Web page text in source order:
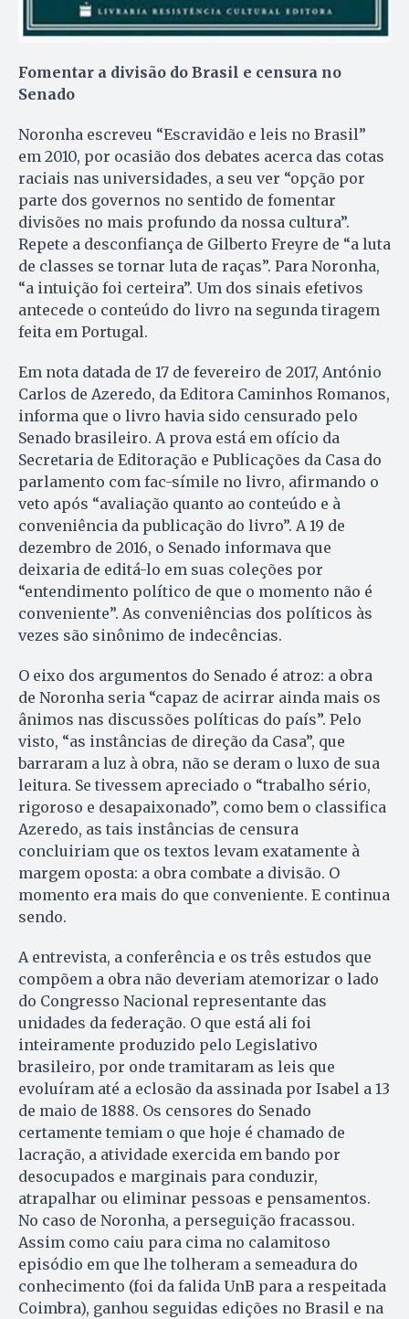
Fomentar a divisão do Brasil e censura no
Senado
Noronha escreveu “Escravidão e leis no Brasil”
em 2010, por ocasião dos debates acerca das cotas
raciais nas universidades, a seu ver “opção por
parte dos governos no sentido de fomentar
divisões no mais profundo da nossa cultura”.
Repete a desconfiança de Gilberto Freyre de “a luta
de classes se tornar luta de raças”. Para Noronha,
“a intuição foi certeira”. Um dos sinais efetivos
antecede o conteúdo do livro na segunda tiragem
feita em Portugal.
Em nota datada de 17 de fevereiro de 2017, António
Carlos de Azeredo, da Editora Caminhos Romanos,
informa que o livro havia sido censurado pelo
Senado brasileiro. A prova está em ofício da
Secretaria de Editoração e Publicações da Casa do
parlamento com fac-símile no livro, afirmando o
veto após “avaliação quanto ao conteúdo e à
conveniência da publicação do livro”. A 19 de
dezembro de 2016, o Senado informava que
deixaria de editá-lo em suas coleções por
“entendimento político de que o momento não é
conveniente”. As conveniências dos políticos às
vezes são sinônimo de indecências.
O eixo dos argumentos do Senado é atroz: a obra
de Noronha seria “capaz de acirrar ainda mais os
ânimos nas discussões políticas do país”. Pelo
visto, “as instâncias de direção da Casa”, que
barraram a luz à obra, não se deram o luxo de sua
leitura. Se tivessem apreciado o “trabalho sério,
rigoroso e desapaixonado”, como bem o classifica
Azeredo, as tais instâncias de censura
concluiriam que os textos levam exatamente à
margem oposta: a obra combate a divisão. O
momento era mais do que conveniente. E continua
sendo.
A entrevista, a conferência e os três estudos que
compõem a obra não deveriam atemorizar o lado
do Congresso Nacional representante das
unidades da federação. O que está ali foi
inteiramente produzido pelo Legislativo
brasileiro, por onde tramitaram as leis que
evoluíram até a eclosão da assinada por Isabel a 13
de maio de 1888. Os censores do Senado
certamente temiam o que hoje é chamado de
lacração, a atividade exercida em bando por
desocupados e marginais para conduzir,
atrapalhar ou eliminar pessoas e pensamentos.
No caso de Noronha, a perseguição fracassou.
Assim como caiu para cima no calamitoso
episódio em que lhe tolheram a semeadura do
conhecimento (foi da falida UnB para a respeitada
Coimbra), ganhou seguidas edições no Brasil e na